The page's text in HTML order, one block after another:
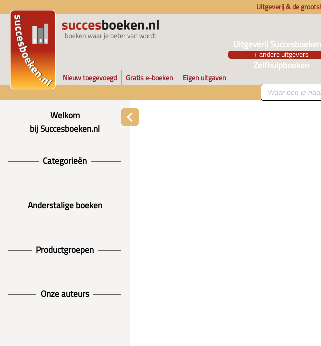
Uitgeverij & de
Uitgeverij
+ andere uitgevers
Zelfhulpboeken
Nieuw toegevoegd Gratis e-boeken Eigen uitgaven
Welkom
bij Succesboeken.nl
Categorieën
Anderstalige boeken
Productgroepen
Onze auteurs